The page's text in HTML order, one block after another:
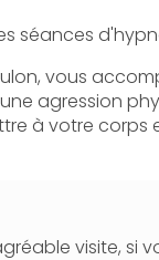
séances
vous
agression
à votre corps
visite, si